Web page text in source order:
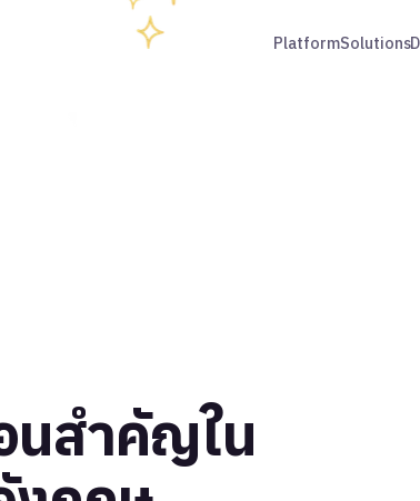
PlatformSolutions
นสำคัญใน